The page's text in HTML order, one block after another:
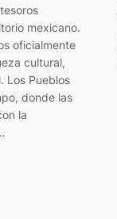
mexicano.
oficialmente
cultural,
Los Pueblos
donde las
la